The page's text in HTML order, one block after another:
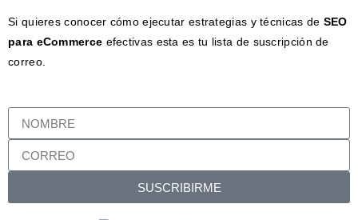
Si quieres conocer cómo ejecutar estrategias y técnicas de SEO
para eCommerce efectivas esta es tu lista de suscripción de
correo.
SUSCRIBIRME